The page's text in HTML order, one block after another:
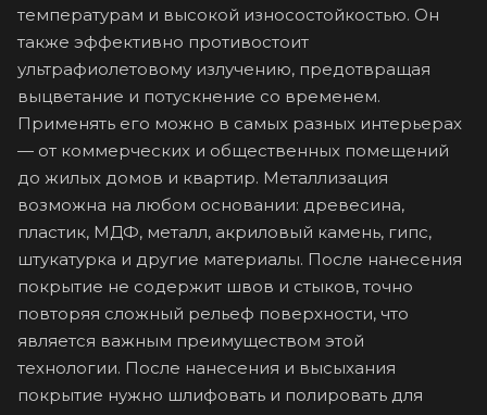
температурам и высокой износостойкостью. Он
также эффективно противостоит
ультрафиолетовому излучению, предотвращая
выцветание и потускнение со временем.
Применять его можно в самых разных интерьерах
— от коммерческих и общественных помещений
до жилых домов и квартир. Металлизация
возможна на любом основании: древесина,
пластик, МДФ, металл, акриловый камень, гипс,
штукатурка и другие материалы. После нанесения
покрытие не содержит швов и стыков, точно
повторяя сложный рельеф поверхности, что
является важным преимуществом этой
технологии. После нанесения и высыхания
покрытие нужно шлифовать и полировать для